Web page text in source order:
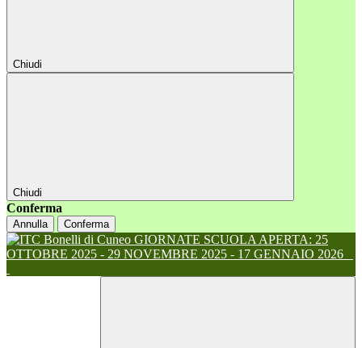
Chiudi
Chiudi
Conferma
Annulla Conferma
GIORNATE SCUOLA APERTA: 25
OTTOBRE 2025 - 29 NOVEMBRE 2025 - 17 GENNAIO 2026